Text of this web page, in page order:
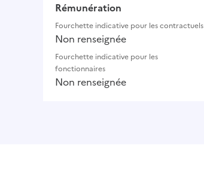
Rémunération
Fourchette indicative pour les contractuels
Non renseignée
Fourchette indicative pour les
fonctionnaires
Non renseignée